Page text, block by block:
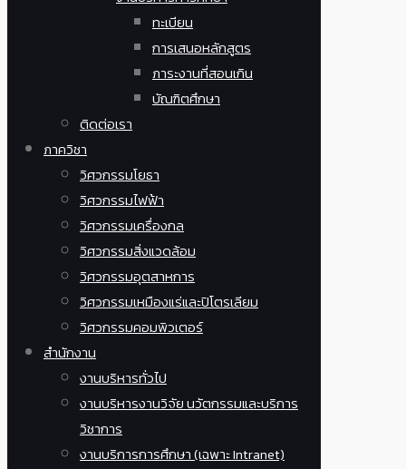
ทะเบียน
การเสนอหลักสูตร
ภาระงานที่สอนเกิน
บัณฑิตศึกษา
ติดต่อเรา
ภาควิชา
วิศวกรรมโยธา
วิศวกรรมไฟฟ้า
วิศวกรรมเครื่องกล
วิศวกรรมสิ่งแวดล้อม
วิศวกรรมอุตสาหการ
วิศวกรรมเหมืองแร่และปิโตรเลียม
วิศวกรรมคอมพิวเตอร์
สำนักงาน
งานบริหารทั่วไป
งานบริหารงานวิจัย นวัตกรรมและบริการ
วิชาการ
งานบริการการศึกษา (เฉพาะ Intranet)